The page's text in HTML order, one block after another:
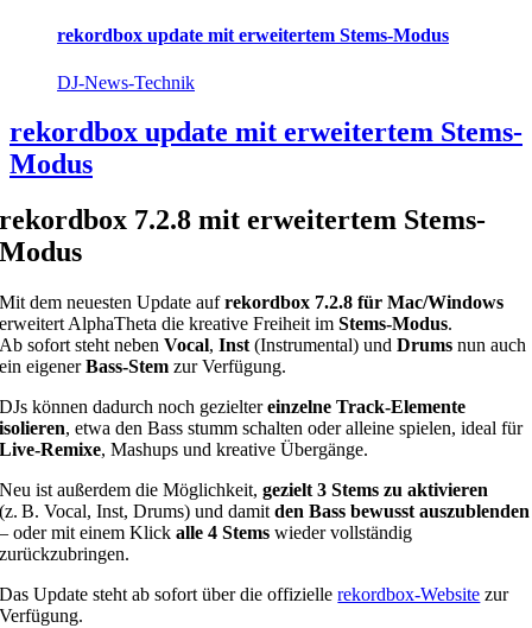
rekordbox update mit erweitertem Stems-Modus
DJ-News-Technik
rekordbox update mit erweitertem Stems-
Modus
rekordbox 7.2.8 mit erweitertem Stems-
Modus
Mit dem neuesten Update aufrekordbox 7.2.8 für Mac/Windows
erweitert AlphaTheta die kreative Freiheit imStems-Modus.
Ab sofort steht nebenVocal,Inst (Instrumental) undDrums nun auch
ein eigenerBass-Stem zur Verfügung.
DJs können dadurch noch gezieltereinzelne Track-Elemente
isolieren, etwa den Bass stumm schalten oder alleine spielen, ideal für
Live-Remixe, Mashups und kreative Übergänge.
Neu ist außerdem die Möglichkeit,gezielt 3 Stems zu aktivieren
(z. B. Vocal, Inst, Drums) und damitden Bass bewusst auszublenden
– oder mit einem Klickalle 4 Stems wieder vollständig
zurückzubringen.
Das Update steht ab sofort über die offiziellerekordbox-Website zur
Verfügung.